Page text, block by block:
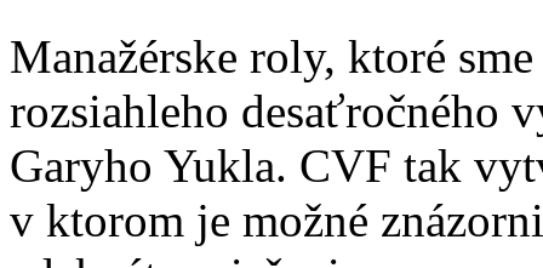
Manažérske roly, ktoré
rozsiahleho desaťročného
Garyho Yukla. CVF tak
v ktorom je možné